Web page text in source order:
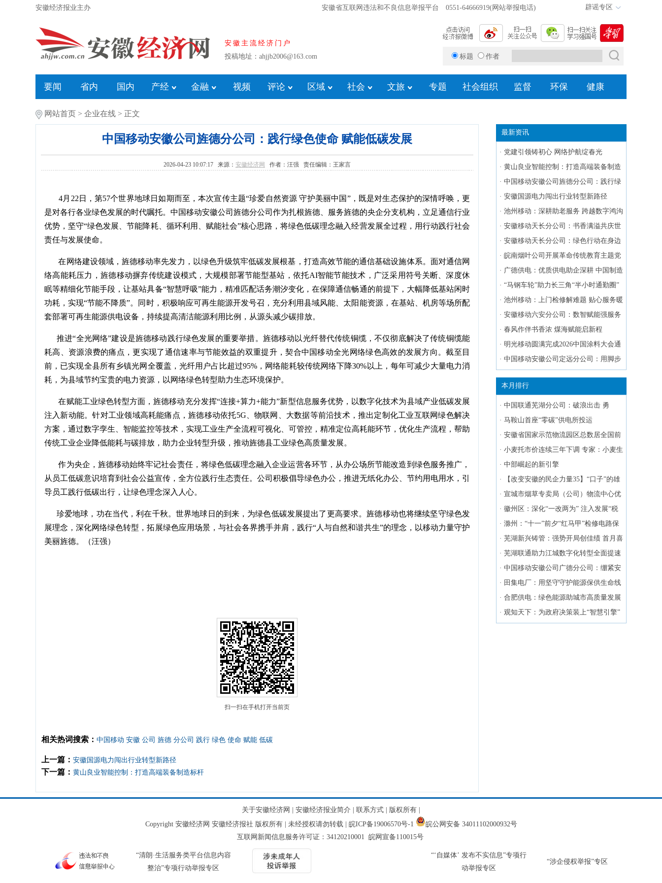
安徽经济报业主办 安徽省互联网违法和不良信息举报平台 0551-64666919(网站举报电话) 辟谣专区
安徽主流经济门户
投稿地址：ahjjb2006@163.com
标题 作者
要闻 省内 国内 产经 金融 视频 评论 区域 社会 文旅 专题 社会组织 监督 环保 健康
网站首页 > 企业在线 > 正文
中国移动安徽公司旌德分公司：践行绿色使命 赋能低碳发展
2026-04-23 10:07:17 来源： 安徽经济网 作者：汪强 责任编辑：王家言
4月22日，第57个世界地球日如期而至，本次宣传主题“珍爱自然资源 守护美丽中国”，既是对生态保护的深情呼唤，更
是对各行各业绿色发展的时代嘱托。中国移动安徽公司旌德分公司作为扎根旌德、服务旌德的央企分支机构，立足通信行业
优势，坚守“绿色发展、节能降耗、循环利用、赋能社会”核心思路，将绿色低碳理念融入经营发展全过程，用行动践行社会
责任与发展使命。
在网络建设领域，旌德移动率先发力，以绿色升级筑牢低碳发展根基，打造高效节能的通信基础设施体系。面对通信网
络高能耗压力，旌德移动摒弃传统建设模式，大规模部署节能型基站，依托AI智能节能技术，广泛采用符号关断、深度休
眠等精细化节能手段，让基站具备“智慧呼吸”能力，精准匹配话务潮汐变化，在保障通信畅通的前提下，大幅降低基站闲时
功耗，实现“节能不降质”。同时，积极响应可再生能源开发号召，充分利用县域风能、太阳能资源，在基站、机房等场所配
套部署可再生能源供电设备，持续提高清洁能源利用比例，从源头减少碳排放。
推进“全光网络”建设是旌德移动践行绿色发展的重要举措。旌德移动以光纤替代传统铜缆，不仅彻底解决了传统铜缆能
耗高、资源浪费的痛点，更实现了通信速率与节能效益的双重提升，契合中国移动全光网络绿色高效的发展方向。截至目
前，已实现全县所有乡镇光网全覆盖，光纤用户占比超过95%，网络能耗较传统网络下降30%以上，每年可减少大量电力消
耗，为县域节约宝贵的电力资源，以网络绿色转型助力生态环境保护。
在赋能工业绿色转型方面，旌德移动充分发挥“连接+算力+能力”新型信息服务优势，以数字化技术为县域产业低碳发展
注入新动能。针对工业领域高耗能痛点，旌德移动依托5G、物联网、大数据等前沿技术，推出定制化工业互联网绿色解决
方案，通过数字孪生、智能监控等技术，实现工业生产全流程可视化、可管控，精准定位高耗能环节，优化生产流程，帮助
传统工业企业降低能耗与碳排放，助力企业转型升级，推动旌德县工业绿色高质量发展。
作为央企，旌德移动始终牢记社会责任，将绿色低碳理念融入企业运营各环节，从办公场所节能改造到绿色服务推广，
从员工低碳意识培育到社会公益宣传，全方位践行生态责任。公司积极倡导绿色办公，推进无纸化办公、节约用电用水，引
导员工践行低碳出行，让绿色理念深入人心。
珍爱地球，功在当代，利在千秋。世界地球日的到来，为绿色低碳发展提出了更高要求。旌德移动也将继续坚守绿色发
展理念，深化网络绿色转型，拓展绿色应用场景，与社会各界携手并肩，践行“人与自然和谐共生”的理念，以移动力量守护
美丽旌德。（汪强）
扫一扫在手机打开当前页
相关热词搜索： 中国移动 安徽 公司 旌德 分公司 践行 绿色 使命 赋能 低碳
上一篇： 安徽国源电力闯出行业转型新路径
下一篇： 黄山良业智能控制：打造高端装备制造标杆
最新资讯
· 党建引领铸初心 网络护航绽春光
· 黄山良业智能控制：打造高端装备制造
标杆
· 中国移动安徽公司旌德分公司：践行绿
色使命 赋能低碳发展
· 安徽国源电力闯出行业转型新路径
· 池州移动：深耕助老服务 跨越数字鸿沟
· 安徽移动天长分公司：书香满溢共庆世
界读书日
· 安徽移动天长分公司：绿色行动在身边
· 皖南烟叶公司开展革命传统教育主题党
日
· 广德供电：优质供电助企深耕 中国制造
闪耀赛场
· “马钢车轮”助力长三角“半小时通勤圈”
· 池州移动：上门检修解难题 贴心服务暖
民心
· 安徽移动六安分公司：数智赋能强服务
口碑深耕促发展
· 春风作伴书香浓 煤海赋能启新程
· 明光移动圆满完成2026中国涂料大会通
信保障工作
· 中国移动安徽公司定远分公司：用脚步
本月排行
· 中国联通芜湖分公司：破浪出击 勇
往“芜”前
· 马鞍山首座“零碳”供电所投运
· 安徽省国家示范物流园区总数居全国前
列
· 小麦托市价连续三年下调 专家：小麦生
产"优质换优价"
· 中部崛起的新引擎
·
【改变安徽的民企力量35】“口子”的雄
风
· 宣城市烟草专卖局（公司）物流中心优
化岗位设置解锁管理“新密码”
· 徽州区：深化“一改两为” 注入发展“税
动力”
· 滁州：“十一”前夕“红马甲”检修电路保
安全
· 芜湖新兴铸管：强势开局创佳绩 首月喜
迎“开门红”
· 芜湖联通助力江城数字化转型全面提速
· 中国移动安徽公司广德分公司：绷紧安
全弦 筑牢生命线
· 田集电厂：用坚守守护能源保供生命线
· 合肥供电：绿色能源助城市高质量发展
· 观知天下：为政府决策装上“智慧引擎”
关于安徽经济网 安徽经济报业简介 联系方式 版权所有
Copyright 安徽经济网 安徽经济报社 版权所有 | 未经授权请勿转载 | 皖ICP备19006570号-1
皖公网安备 34011102000932号
互联网新闻信息服务许可证：34120210001 皖网宣备110015号
“清朗·生活服务类平台信息内容
整治”专项行动举报专区
“‘自媒体’ 发布不实信息”专项行
动举报专区
“涉企侵权举报”专区